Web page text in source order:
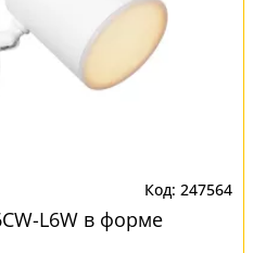
247564
L6W в форме